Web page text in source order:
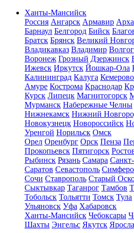
Ханты-Мансийск
Россия Ангарск Армавир
Барнаул Белгород Бийск
Братск Брянск Великий
Владикавказ Владимир
Воронеж Грозный Дзержинск
Ижевск Иркутск Йошкар-Ола
Калининград Калуга Кемерово
Амуре Кострома Краснодар
Курск Липецк Магнитогорск
Мурманск Набережные Челны
Нижнекамск Нижний
Новокузнецк Новороссийск
Уренгой Норильск Омск
Орел Оренбург Орск Пенза
Прокопьевск Пятигорск
Рыбинск Рязань Самара
Саратов Севастополь
Сочи Ставрополь Старый
Сыктывкар Таганрог Тамбов
Тобольск Тольятти Томск Тула
Ульяновск Уфа Хабаровск
Ханты-Мансийск Чебоксары
Шахты Энгельс Якутск